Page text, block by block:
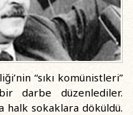
“sıkı komünistleri”
darbe düzenlediler.
halk sokaklara döküldü.